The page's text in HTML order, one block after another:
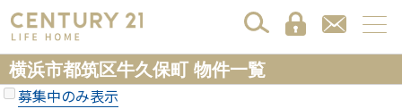
横浜市都筑区牛久保町 物件一覧
募集中のみ表示